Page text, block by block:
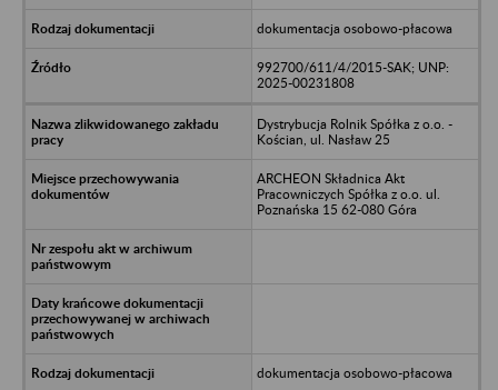
dokumentacja osobowo-płacowa
992700/611/4/2015-SAK; UNP:
2025-00231808
Dystrybucja Rolnik Spółka z o.o. -
Kościan, ul. Nasław 25
ARCHEON Składnica Akt
Pracowniczych Spółka z o.o. ul.
Poznańska 15 62-080 Góra
dokumentacja osobowo-płacowa